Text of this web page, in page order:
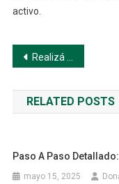
activo.
Navegación
de
entradas
Realizá el Pago de tu Factura Actual de Gas
RELATED POSTS
Paso A Paso
mayo 15, 2025